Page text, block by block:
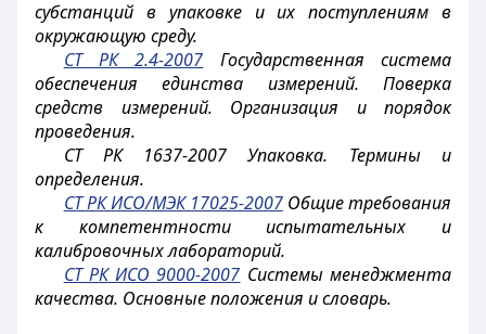
субстанций в упаковке и их поступлениям в
окружающую среду.
СТ РК 2.4-2007 Государственная система
обеспечения единства измерений. Поверка
средств измерений. Организация и порядок
проведения.
СТ РК 1637-2007 Упаковка. Термины и
определения.
СТ РК ИСО/МЭК 17025-2007Общие требования
к компетентности испытательных и
калибровочных лабораторий.
СТ РК ИСО 9000-2007 Системы менеджмента
качества. Основные положения и словарь.